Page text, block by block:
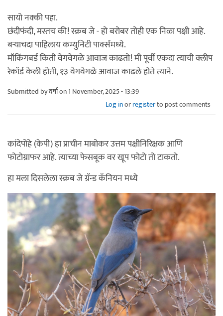
सायो नक्की पहा.
छंदीफंदी, मस्तच की! स्क्रब जे - हो बरोबर तोही एक निळा पक्षी आहे.
बर्‍याचदा पाहिलाय कम्युनिटी पार्क्समध्ये.
मॉकिंगबर्ड किती वेगवेगळे आवाज काढतो! मी पूर्वी एकदा त्याची क्लीप
रेकॉर्ड केली होती, १३ वेगवेगळे आवाज काढले होते त्याने.
Submitted byवर्षाon 1 November, 2025 - 13:39
Log inorregisterto post comments
कांदेपोहे (केपी) हा प्राचीन माबोकर उत्तम पक्षीनिरिक्षक आणि
फोटोग्राफर आहे. त्याच्या फेसबूक वर खूप फोटो तो टाकतो.
हा मला दिसलेला स्क्रब जे ग्रॅन्ड कॅनियन मध्ये